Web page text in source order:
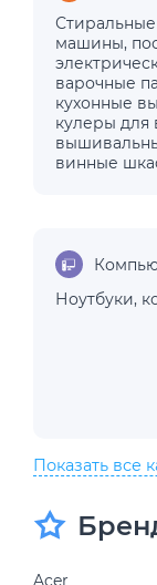
машины,
варочные
кухонные
кулеры для
винные
Ноутбуки,
Показать все
Acer